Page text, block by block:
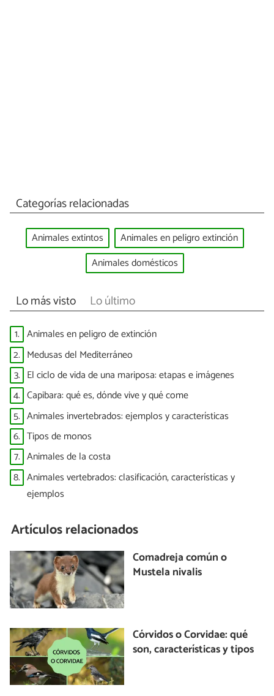
Categorías relacionadas
Animales extintos
Animales en peligro extinción
Animales domésticos
Lo más visto Lo último
1. Animales en peligro de extinción
2. Medusas del Mediterráneo
3. El ciclo de vida de una mariposa: etapas e imágenes
4. Capibara: qué es, dónde vive y qué come
5. Animales invertebrados: ejemplos y características
6. Tipos de monos
7. Animales de la costa
8. Animales vertebrados: clasificación, características y
ejemplos
Artículos relacionados
Comadreja común o
Mustela nivalis
Córvidos o Corvidae: qué
son, características y tipos